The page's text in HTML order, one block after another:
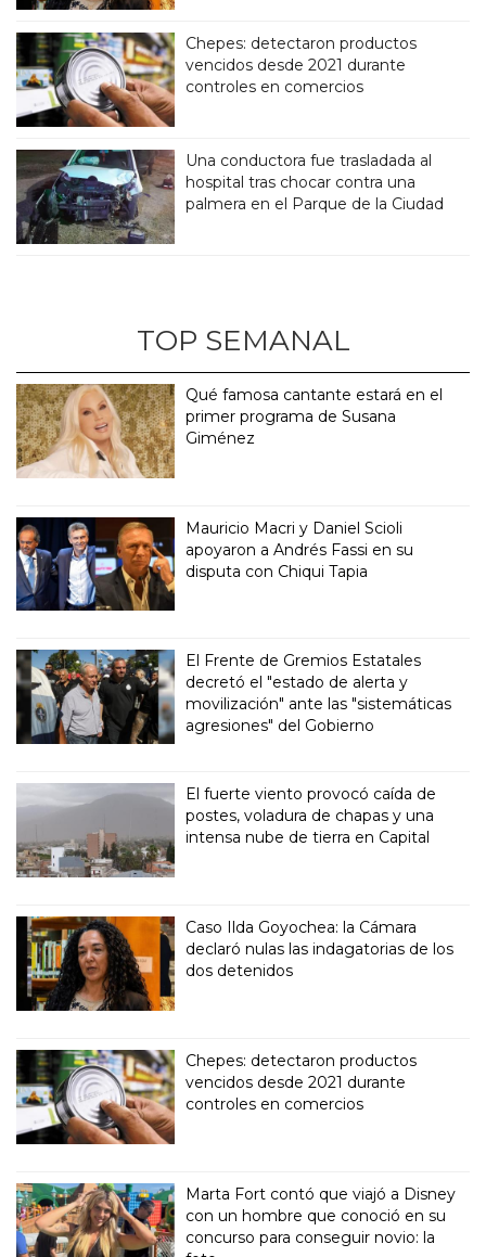
Chepes: detectaron productos
vencidos desde 2021 durante
controles en comercios
Una conductora fue trasladada al
hospital tras chocar contra una
palmera en el Parque de la Ciudad
TOP SEMANAL
Qué famosa cantante estará en el
primer programa de Susana
Giménez
Mauricio Macri y Daniel Scioli
apoyaron a Andrés Fassi en su
disputa con Chiqui Tapia
El Frente de Gremios Estatales
decretó el "estado de alerta y
movilización" ante las "sistemáticas
agresiones" del Gobierno
El fuerte viento provocó caída de
postes, voladura de chapas y una
intensa nube de tierra en Capital
Caso Ilda Goyochea: la Cámara
declaró nulas las indagatorias de los
dos detenidos
Chepes: detectaron productos
vencidos desde 2021 durante
controles en comercios
Marta Fort contó que viajó a Disney
con un hombre que conoció en su
concurso para conseguir novio: la